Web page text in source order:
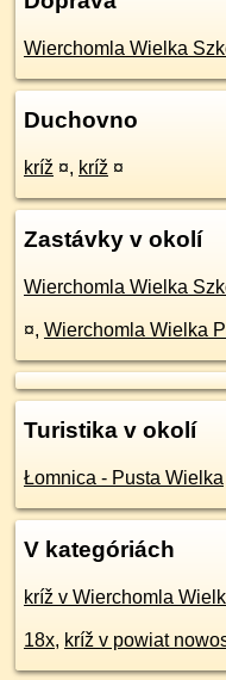
Wierchomla Wielka
Duchovno
kríž ¤, kríž ¤
Zastávky v okolí
Wierchomla Wielka
¤, Wierchomla Wielka
Turistika v okolí
Łomnica - Pusta Wielka
V kategóriách
kríž v Wierchomla
18x, kríž v powiat